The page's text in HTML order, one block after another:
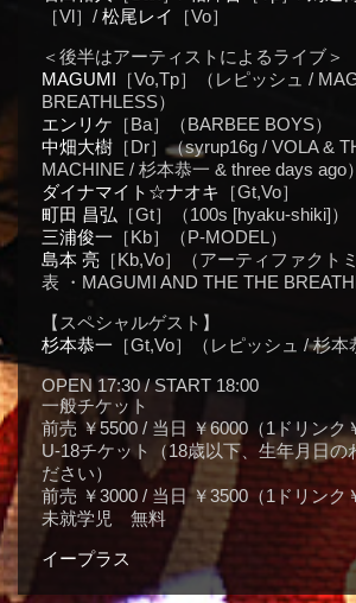
［Vl］/ 松尾レイ
［Vo］
＜後半はアーティストによるライブ＞
MAGUMI ［Vo,Tp］（レピッシュ /
BREATHLESS）
エンリケ ［Ba］（BARBEE BOYS）
中畑大樹［Dr］（syrup16g / VOLA &
MACHINE / 杉本恭一 & three days ago）
ダイナマイト☆ナオキ ［Gt,Vo］
町田 昌弘 ［Gt］（100s [hyaku-shiki]）
三浦俊一 ［Kb］（P-MODEL）
島本 亮［Kb,Vo］（アーティファクト
表 ・MAGUMI AND THE THE
【スペシャルゲスト】
杉本恭一 ［Gt,Vo］（レピッシュ / 杉
OPEN 17:30 / START 18:00
一般チケット
前売 ￥5500 / 当日 ￥6000（1ドリンク
U-18チケット（18歳以下、生年月日
ださい）
前売 ￥3000 / 当日 ￥3500（1ドリンク
未就学児 無料
イープラス